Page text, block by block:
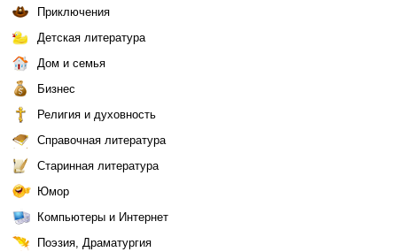
Приключения
Детская литература
Дом и семья
Бизнес
Религия и духовность
Справочная литература
Старинная литература
Юмор
Компьютеры и Интернет
Поэзия, Драматургия